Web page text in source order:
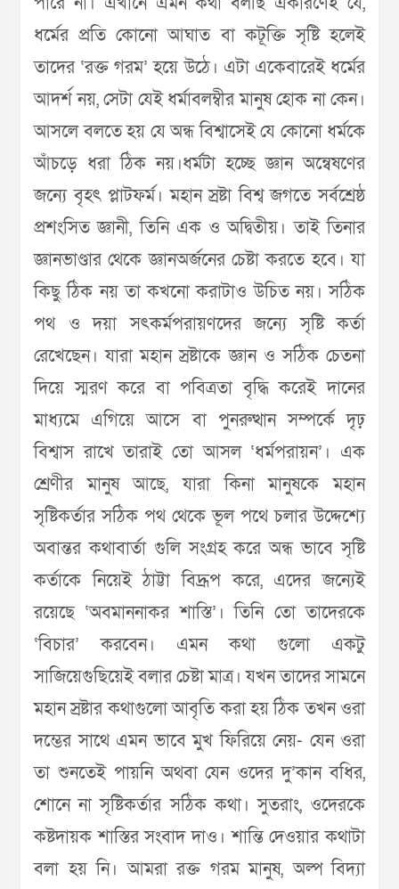
ধর্মের প্রতি কোনো আঘাত বা কটূক্তি সৃষ্টি হলেই
তাদের ‘রক্ত গরম’ হয়ে উঠে। এটা একেবারেই ধর্মের
আদর্শ নয়, সেটা যেই ধর্মাবলম্বীর মানুষ হোক না কেন।
আসলে বলতে হয় যে অন্ধ বিশ্বাসেই যে কোনো ধর্মকে
আঁচড়ে ধরা ঠিক নয়।ধর্মটা হচ্ছে জ্ঞান অন্বেষণের
জন্যে বৃহৎ প্লাটফর্ম। মহান স্রষ্টা বিশ্ব জগতে সর্বশ্রেষ্ঠ
প্রশংসিত জ্ঞানী, তিনি এক ও অদ্বিতীয়। তাই তিনার
জ্ঞানভাণ্ডার থেকে জ্ঞানঅর্জনের চেষ্টা করতে হবে। যা
কিছু ঠিক নয় তা কখনো করাটাও উচিত নয়। সঠিক
পথ ও দয়া সৎকর্মপরায়ণদের জন্যে সৃষ্টি কর্তা
রেখেছেন। যারা মহান স্রষ্টাকে জ্ঞান ও সঠিক চেতনা
দিয়ে স্মরণ করে বা পবিত্রতা বৃদ্ধি করেই দানের
মাধ্যমে এগিয়ে আসে বা পুনরুত্থান সম্পর্কে দৃঢ়
বিশ্বাস রাখে তারাই তো আসল ‘ধর্মপরায়ন’। এক
শ্রেণীর মানুষ আছে, যারা কিনা মানুষকে মহান
সৃষ্টিকর্তার সঠিক পথ থেকে ভূল পথে চলার উদ্দেশ্যে
অবান্তর কথাবার্তা গুলি সংগ্রহ করে অন্ধ ভাবে সৃষ্টি
কর্তাকে নিয়েই ঠাট্টা বিদ্রূপ করে, এদের জন্যেই
রয়েছে ‘অবমাননাকর শাস্তি’। তিনি তো তাদেরকে
‘বিচার’ করবেন। এমন কথা গুলো একটু
সাজিয়েগুছিয়েই বলার চেষ্টা মাত্র। যখন তাদের সামনে
মহান স্রষ্টার কথাগুলো অাবৃতি করা হয় ঠিক তখন ওরা
দম্ভের সাথে এমন ভাবে মুখ ফিরিয়ে নেয়- যেন ওরা
তা শুনতেই পায়নি অথবা যেন ওদের দু’কান বধির,
শোনে না সৃষ্টিকর্তার সঠিক কথা। সুতরাং, ওদেরকে
কষ্টদায়ক শাস্তির সংবাদ দাও। শান্তি দেওয়ার কথাটা
বলা হয় নি। আমরা রক্ত গরম মানুষ, অল্প বিদ্যা